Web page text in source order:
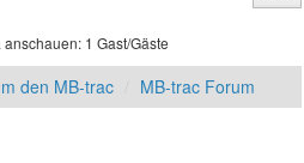
1 Gast/Gäste
den MB-trac MB-trac Forum